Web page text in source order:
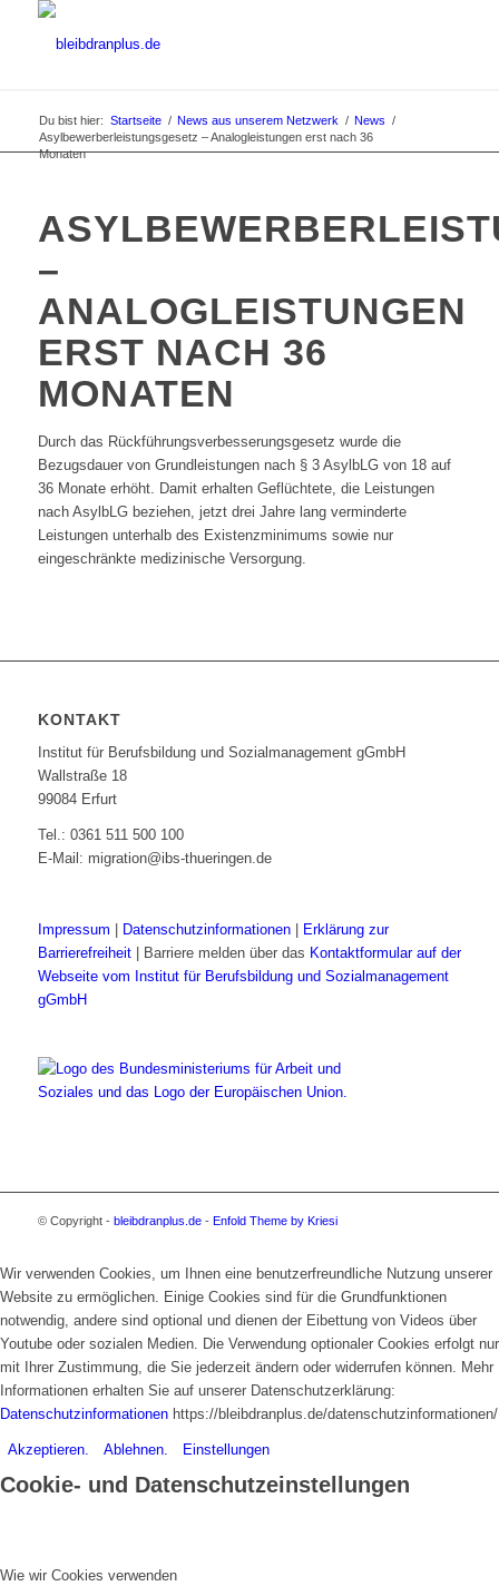
Du bist hier: Startseite / News aus unserem Netzwerk / News /
Asylbewerberleistungsgesetz – Analogleistungen erst nach 36
Monaten
–
ANALOGLEISTUNGEN
ERST NACH 36
MONATEN
Durch das Rückführungsverbesserungsgesetz wurde die
Bezugsdauer von Grundleistungen nach § 3 AsylbLG von 18 auf
36 Monate erhöht. Damit erhalten Geflüchtete, die Leistungen
nach AsylbLG beziehen, jetzt drei Jahre lang verminderte
Leistungen unterhalb des Existenzminimums sowie nur
eingeschränkte medizinische Versorgung.
KONTAKT
Institut für Berufsbildung und Sozialmanagement gGmbH
Wallstraße 18
99084 Erfurt
Tel.: 0361 511 500 100
E-Mail: migration@ibs-thueringen.de
Impressum Datenschutzinformationen|
Erklärung zur
Barrierefreiheit| Barriere melden über das Kontaktformular auf der
Webseite vom Institut für Berufsbildung und Sozialmanagement
gGmbH
© Copyright - bleibdranplus.de- Enfold Theme by Kriesi
Wir verwenden Cookies, um Ihnen eine benutzerfreundliche Nutzung unserer
Website zu ermöglichen. Einige Cookies sind für die Grundfunktionen
notwendig, andere sind optional und dienen der Eibettung von Videos über
Youtube oder sozialen Medien. Die Verwendung optionaler Cookies erfolgt nur
mit Ihrer Zustimmung, die Sie jederzeit ändern oder widerrufen können. Mehr
Informationen erhalten Sie auf unserer Datenschutzerklärung:
Datenschutzinformationen https://bleibdranplus.de/datenschutzinformationen/
Akzeptieren. Ablehnen. Einstellungen
Cookie- und Datenschutzeinstellungen
Wie wir Cookies verwenden